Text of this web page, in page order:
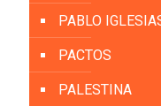
PABLO
PACTOS
PALESTINA